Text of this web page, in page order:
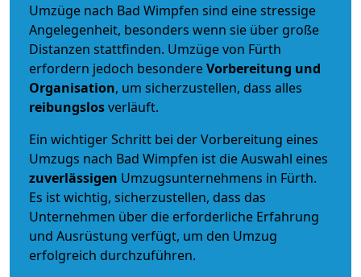
Umzüge nach Bad Wimpfen sind eine stressige
Angelegenheit, besonders wenn sie über große
Distanzen stattfinden. Umzüge von Fürth
erfordern jedoch besondereVorbereitung und
Organisation, um sicherzustellen, dass alles
reibungslosverläuft.
Ein wichtiger Schritt bei der Vorbereitung eines
Umzugs nach Bad Wimpfen ist die Auswahl eines
zuverlässigen Umzugsunternehmens in Fürth.
Es ist wichtig, sicherzustellen, dass das
Unternehmen über die erforderliche Erfahrung
und Ausrüstung verfügt, um den Umzug
erfolgreich durchzuführen.